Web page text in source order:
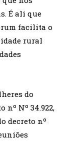
É ali que
facilita o
rural
do
nº Nº 34.922,
decreto nº